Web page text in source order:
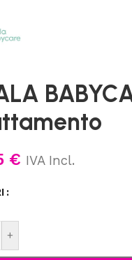
€ IVA Incl.
+